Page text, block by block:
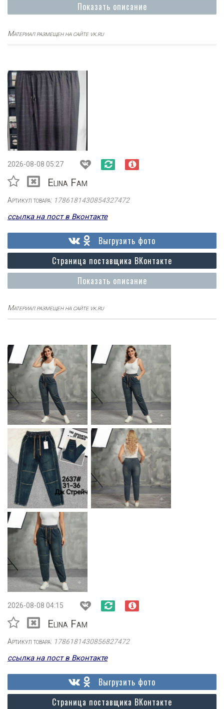
Показать описание
Материал размещен на сайте vk.ru
2026-08-08 05:27
Elina Fam
Артикул товара: 1786181430854327472
ссылка на пост в Вконтакте
Показать описание
Страница поставщика ВКонтакте
Выгрузить фото
Материал размещен на сайте vk.ru
2026-08-08 04:15
Elina Fam
Артикул товара: 1786181430856827472
ссылка на пост в Вконтакте
Страница поставщика ВКонтакте
Выгрузить фото